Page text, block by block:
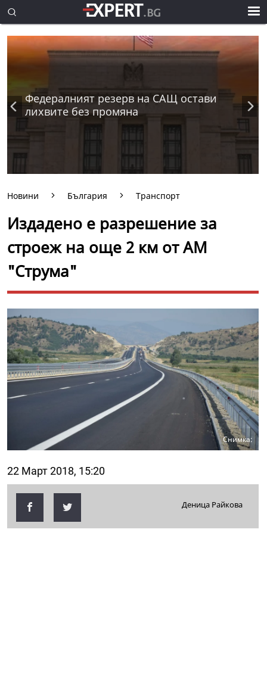
Федералният резерв на САЩ остави
лихвите без промяна
Новини България Транспорт
Издадено е разрешение за
строеж на още 2 км от АМ
"Струма"
Снимка:
22 Март 2018, 15:20
Деница Райкова